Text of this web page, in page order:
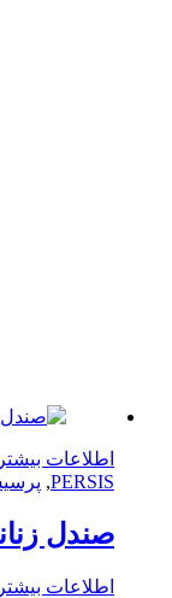
بیشتر
پرسیس,
زنانه
بیشتر